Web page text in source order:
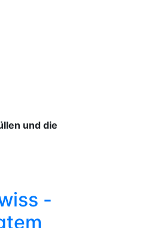
und die
-